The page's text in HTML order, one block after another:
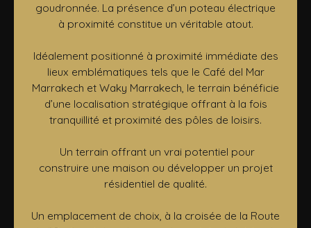
goudronnée. La présence d’un poteau électrique
à proximité constitue un véritable atout.
Idéalement positionné à proximité immédiate des
lieux emblématiques tels que le Café del Mar
Marrakech et Waky Marrakech, le terrain bénéficie
d’une localisation stratégique offrant à la fois
tranquillité et proximité des pôles de loisirs.
Un terrain offrant un vrai potentiel pour
construire une maison ou développer un projet
résidentiel de qualité.
Un emplacement de choix, à la croisée de la Route